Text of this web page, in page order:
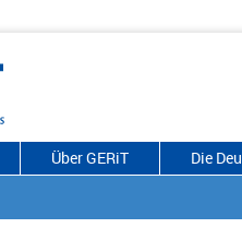
Über GERiT Die